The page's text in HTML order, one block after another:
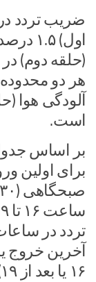
ضریب تردد
اول)
هر دو
است.
بر اساس
برای اولین
آخرین خروج